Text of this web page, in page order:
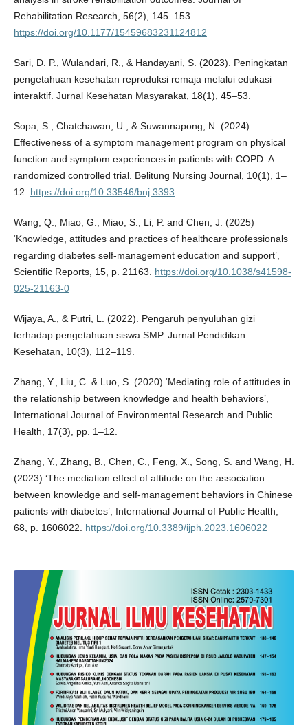
Rehabilitation Research, 56(2), 145–153.
https://doi.org/10.1177/15459683231124812
Sari, D. P., Wulandari, R., & Handayani, S. (2023). Peningkatan
pengetahuan kesehatan reproduksi remaja melalui edukasi
interaktif. Jurnal Kesehatan Masyarakat, 18(1), 45–53.
Sopa, S., Chatchawan, U., & Suwannapong, N. (2024).
Effectiveness of a symptom management program on physical
function and symptom experiences in patients with COPD: A
randomized controlled trial. Belitung Nursing Journal, 10(1), 1–
12. https://doi.org/10.33546/bnj.3393
Wang, Q., Miao, G., Miao, S., Li, P. and Chen, J. (2025)
‘Knowledge, attitudes and practices of healthcare professionals
regarding diabetes self-management education and support’,
Scientific Reports, 15, p. 21163. https://doi.org/10.1038/s41598-
025-21163-0
Wijaya, A., & Putri, L. (2022). Pengaruh penyuluhan gizi
terhadap pengetahuan siswa SMP. Jurnal Pendidikan
Kesehatan, 10(3), 112–119.
Zhang, Y., Liu, C. & Luo, S. (2020) ‘Mediating role of attitudes in
the relationship between knowledge and health behaviors’,
International Journal of Environmental Research and Public
Health, 17(3), pp. 1–12.
Zhang, Y., Zhang, B., Chen, C., Feng, X., Song, S. and Wang, H.
(2023) ‘The mediation effect of attitude on the association
between knowledge and self-management behaviors in Chinese
patients with diabetes’, International Journal of Public Health,
68, p. 1606022. https://doi.org/10.3389/ijph.2023.1606022